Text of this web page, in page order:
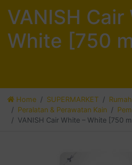
VANISH Cair
White [750
Home SUPERMARKET
Peralatan & Perawatan Kain
VANISH Cair White – White [750